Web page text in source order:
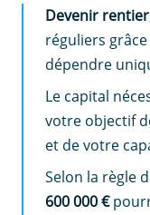
Devenir rentier
réguliers
dépendre
Le capital
votre objectif
et de votre
Selon la règle
600 000 €